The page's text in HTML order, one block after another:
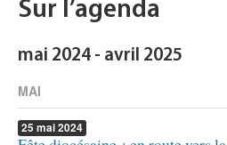
Agenda diocésain
Je donne
Sur l’agenda
mai 2024 - avril 2025
MAI
25 mai2024